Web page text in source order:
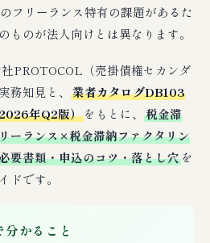
フリーランス特有の課題があるた
ものが法人向けとは異なります。
PROTOCOL（売掛債権セカンダ
務知見と、 業者カタログDB103
年Q2版）をもとに、
税金滞
ーランス×税金滞納ファクタリン
要書類・申込のコツ・落とし穴を
ドです。
かること